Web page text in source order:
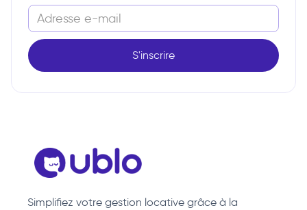
Simplifiez votre gestion locative grâce à la